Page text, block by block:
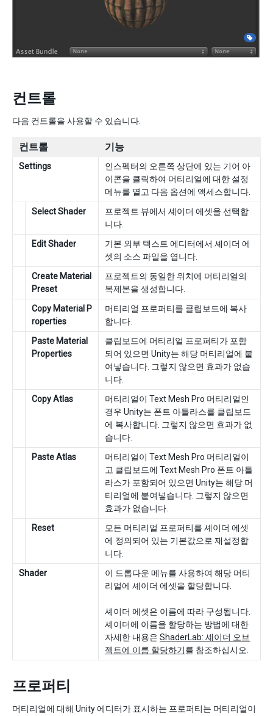
컨트롤
다음 컨트롤을 사용할 수 있습니다.
컨트롤 기능
Settings
인스펙터의 오른쪽 상단에 있는 기어 아
이콘을 클릭하여 머티리얼에 대한 설정
메뉴를 열고 다음 옵션에 액세스합니다.
Select Shader
프로젝트 뷰에서 셰이더 에셋을 선택합
니다.
Edit Shader
기본 외부 텍스트 에디터에서 셰이더 에
셋의 소스 파일을 엽니다.
Create Material
Preset
프로젝트의 동일한 위치에 머티리얼의
복제본을 생성합니다.
Copy Material P
roperties
머티리얼 프로퍼티를 클립보드에 복사
합니다.
Paste Material
Properties
클립보드에 머티리얼 프로퍼티가 포함
되어 있으면 Unity는 해당 머티리얼에 붙
여넣습니다. 그렇지 않으면 효과가 없습
니다.
Copy Atlas
머티리얼이 Text Mesh Pro 머티리얼인
경우 Unity는 폰트 아틀라스를 클립보드
에 복사합니다. 그렇지 않으면 효과가 없
습니다.
Paste Atlas
머티리얼이 Text Mesh Pro 머티리얼이
고 클립보드에 Text Mesh Pro 폰트 아틀
라스가 포함되어 있으면 Unity는 해당 머
티리얼에 붙여넣습니다. 그렇지 않으면
효과가 없습니다.
Reset
모든 머티리얼 프로퍼티를 셰이더 에셋
에 정의되어 있는 기본값으로 재설정합
니다.
Shader
이 드롭다운 메뉴를 사용하여 해당 머티
리얼에 셰이더 에셋을 할당합니다.
셰이더 에셋은 이름에 따라 구성됩니다.
셰이더에 이름을 할당하는 방법에 대한
자세한 내용은 ShaderLab: 셰이더 오브
젝트에 이름 할당하기를 참조하십시오.
프로퍼티
머티리얼에 대해 Unity 에디터가 표시하는 프로퍼티는 머티리얼이